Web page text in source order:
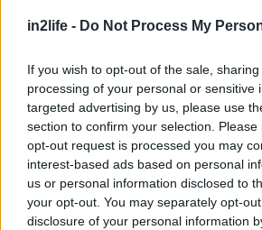
in2life - Do Not Process My
If you wish to opt-out of the sale,
processing of your personal or sensitive
targeted advertising by us, please use
section to confirm your selection.
opt-out request is processed you may
interest-based ads based on personal
us or personal information disclosed to
your opt-out. You may separately opt-
disclosure of your personal information
Δείτε αναλυτικά τις
εδώ.